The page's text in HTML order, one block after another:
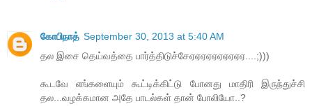
கோபிநாத் September 30, 2013 at 5:40 AM
தல இசை தெய்வத்தை பார்த்திடுச்சேஏஏஏஏஏஏஏஏஏஏ....;)))
கூடவே எங்களையும் கூட்டிக்கிட்டு போனது மாதிரி இருந்துச்சி
தல...வழக்கமான அதே பாடல்கள் தான் போலியோ..?